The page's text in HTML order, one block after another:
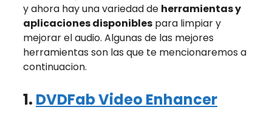
y ahora hay una variedad de herramientas y
aplicaciones disponibles para limpiar y
mejorar el audio. Algunas de las mejores
herramientas son las que te mencionaremos a
continuacion.
1. DVDFab Video Enhancer